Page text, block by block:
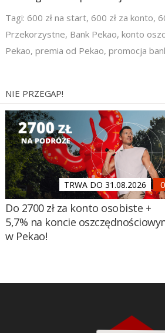
Tagi: 600 zł na start, 600 zł za konto,
Przekorzystne, Bank Pekao, konto
Pekao, premia od Pekao, promocja
NIE PRZEGAP!
TRWA DO 31.08.2026
Do 2700 zł za konto osobiste +
5,7% na koncie
w Pekao!